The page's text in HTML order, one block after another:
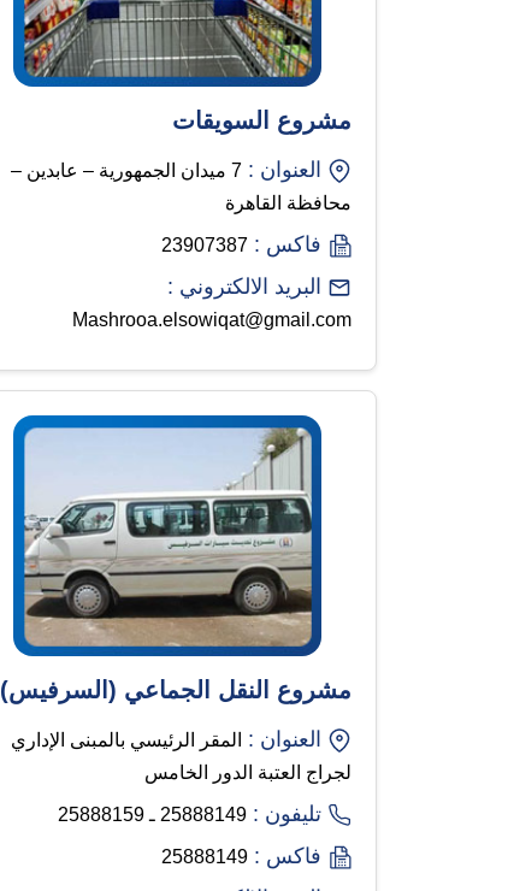
مشروع السويقات
العنوان :
7 ميدان الجمهورية – عابدين –
محافظة القاهرة
فاكس : 23907387
البريد الالكتروني :
Mashrooa.elsowiqat@gmail.com
مشروع النقل الجماعي (السرفيس)
العنوان :
المقر الرئيسي بالمبنى الإداري
لجراج العتبة الدور الخامس
تليفون : 25888149 ـ 25888159
فاكس : 25888149